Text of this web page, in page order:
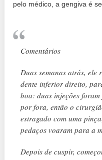
pelo médico, a gengiva é
Comentários
Duas semanas atrás, ele
dente inferior direito,
boa: duas injeções
por fora, então o
estragado com uma
pedaços voaram para a
Depois de cuspir,